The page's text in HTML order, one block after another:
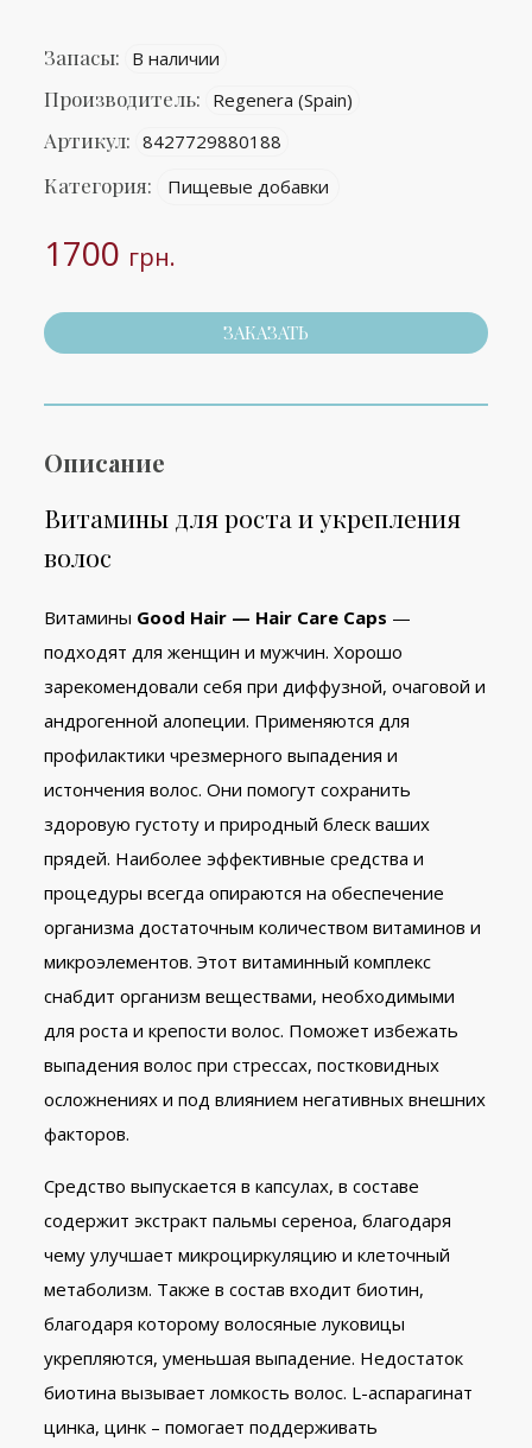
Запасы: В наличии
Производитель: Regenera (Spain)
Артикул: 8427729880188
Категория: Пищевые добавки
1700 грн.
ЗАКАЗАТЬ
Описание
Витамины для роста и укрепления
волос
Витамины Good Hair — Hair Care Caps —
подходят для женщин и мужчин. Хорошо
зарекомендовали себя при диффузной, очаговой и
андрогенной алопеции. Применяются для
профилактики чрезмерного выпадения и
истончения волос. Они помогут сохранить
здоровую густоту и природный блеск ваших
прядей. Наиболее эффективные средства и
процедуры всегда опираются на обеспечение
организма достаточным количеством витаминов и
микроэлементов. Этот витаминный комплекс
снабдит организм веществами, необходимыми
для роста и крепости волос. Поможет избежать
выпадения волос при стрессах, постковидных
осложнениях и под влиянием негативных внешних
факторов.
Средство выпускается в капсулах, в составе
содержит экстракт пальмы сереноа, благодаря
чему улучшает микроциркуляцию и клеточный
метаболизм. Также в состав входит биотин,
благодаря которому волосяные луковицы
укрепляются, уменьшая выпадение. Недостаток
биотина вызывает ломкость волос. L-аспарагинат
цинка, цинк – помогает поддерживать